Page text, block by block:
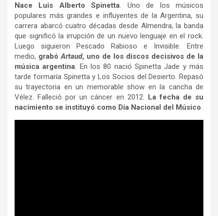
Nace Luis Alberto Spinetta. Uno de los músicos
populares más grandes e influyentes de la Argentina, su
carrera abarcó cuatro décadas desde Almendra, la banda
que significó la irrupción de un nuevo lenguaje en el rock.
Luego siguieron Pescado Rabioso e Invisible. Entre
medio, grabóArtaud, uno de los discos decisivos de la
música argentina. En los 80 nació Spinetta Jade y más
tarde formaría Spinetta y Los Socios del Desierto. Repasó
su trayectoria en un memorable show en la cancha de
Vélez. Falleció por un cáncer en 2012. La fecha de su
nacimiento se instituyó como Día Nacional del Músico.